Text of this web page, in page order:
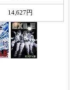
14,627円